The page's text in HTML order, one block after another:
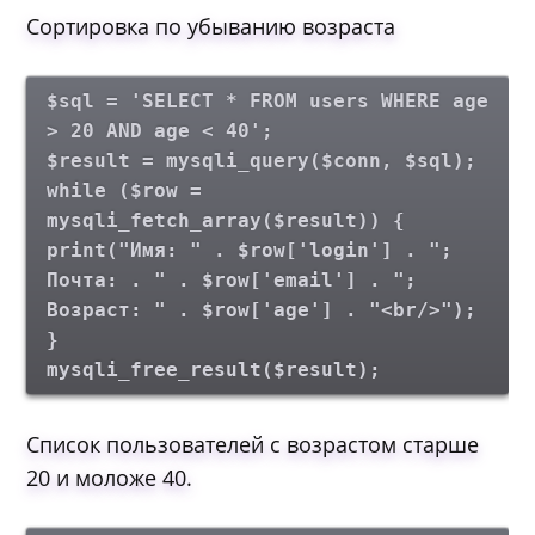
Сортировка по убыванию возраста
$sql = 'SELECT * FROM users WHERE age
> 20 AND age < 40';
$result = mysqli_query($conn, $sql);
while ($row =
mysqli_fetch_array($result)) {
print("Имя: " . $row['login'] . ";
Почта: . " . $row['email'] . ";
Возраст: " . $row['age'] . "<br/>");
}
mysqli_free_result($result);
Список пользователей с возрастом старше
20 и моложе 40.